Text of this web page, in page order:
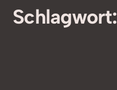
Schlagwort: